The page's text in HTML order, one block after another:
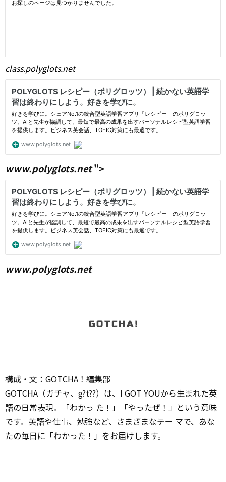
class.polyglots.net
www.polyglots.net">
www.polyglots.net
構成・文：GOTCHA！編集部
GOTCHA（ガチャ、g?t??）は、I GOT YOUから生まれた英
語の日常表現。「わかっ た！」「やったぜ！」という意味
です。英語や仕事、勉強など、さまざまなテー マで、あな
たの毎日に「わかった！」をお届けします。